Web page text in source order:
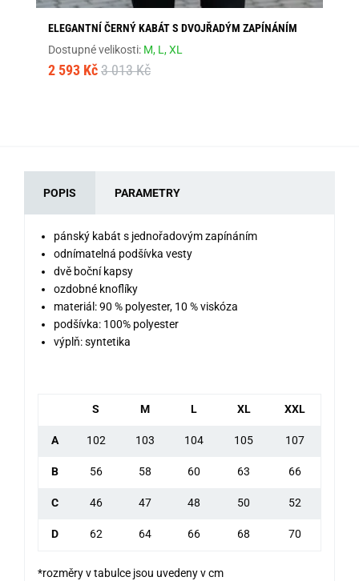
ELEGANTNÍ ČERNÝ KABÁT S DVOJŘADÝM ZAPÍNÁNÍM
Dostupné velikosti: M, L,XL
2 593 Kč 3 013 Kč
POPIS PARAMETRY
pánský kabát s jednořadovým zapínáním
odnímatelná podšívka vesty
dvě boční kapsy
ozdobné knoflíky
materiál: 90 % polyester, 10 % viskóza
podšívka: 100% polyester
výplň: syntetika
S M L XL XXL
A 102 103 104 105 107
B 56 58 60 63 66
C 46 47 48 50 52
D 62 64 66 68 70
*rozměry v tabulce jsou uvedeny v cm